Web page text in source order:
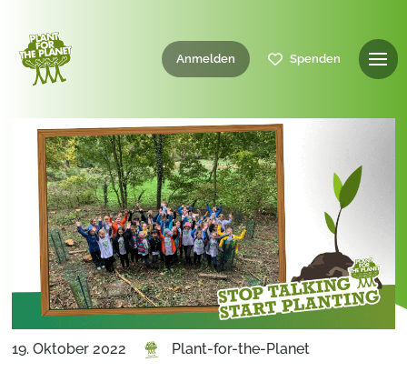
Anmelden Spenden
19. Oktober 2022 Plant-for-the-Planet